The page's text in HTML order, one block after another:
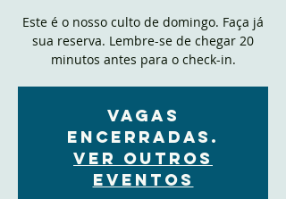
Este é o nosso culto de domingo. Faça já
sua reserva. Lembre-se de chegar 20
minutos antes para o check-in.
VAGAS
ENCERRADAS.
Ver outros
eventos